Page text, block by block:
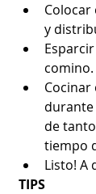
Colocar
y
comino.
Cocinar
durante
de
tiempo
Listo! A
TIPS